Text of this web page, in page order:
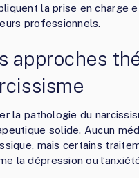
la prise en charge
professionnels.
approches
la pathologie du
solide. Aucun
mais certains
la dépression ou